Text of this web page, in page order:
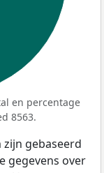
en percentage
8563.
gebaseerd
gegevens over